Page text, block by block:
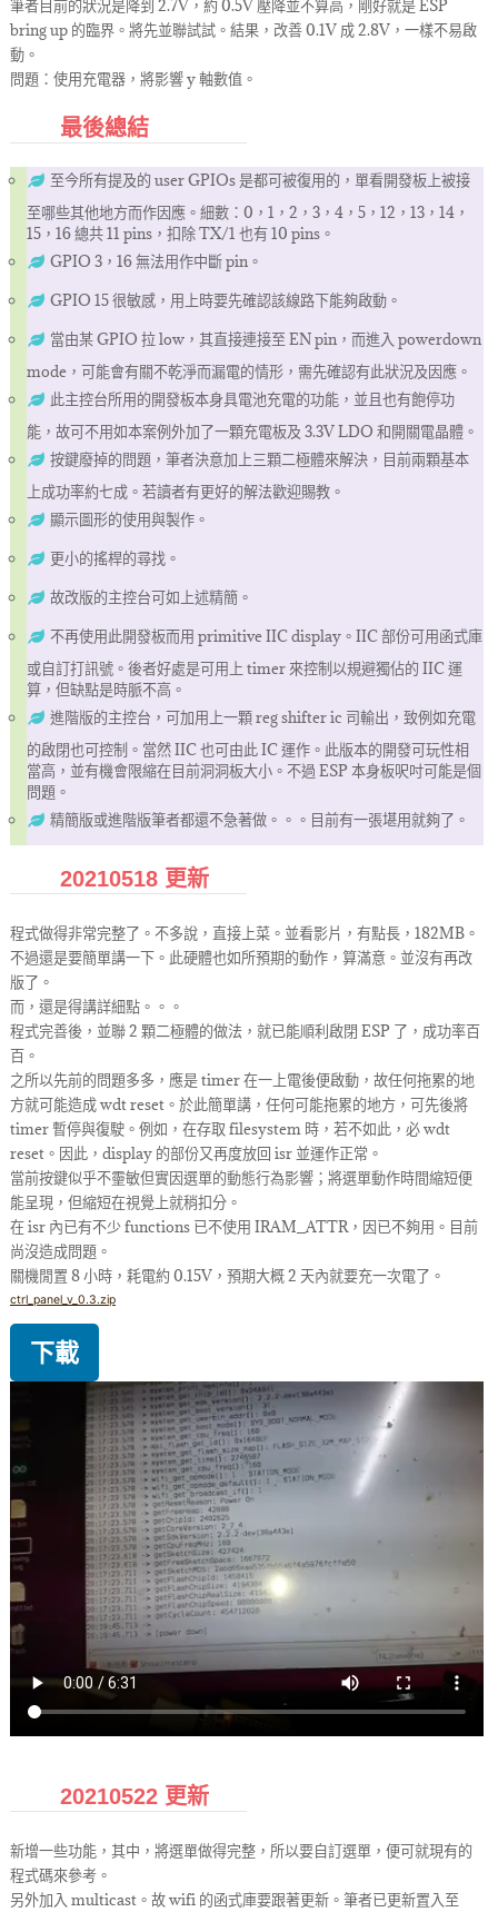
筆者目前的狀況是降到 2.7V，約 0.5V 壓降並不算高，剛好就是 ESP
bring up 的臨界。將先並聯試試。結果，改善 0.1V 成 2.8V，一樣不易啟
動。
問題：使用充電器，將影響 y 軸數值。
最後總結
至今所有提及的 user GPIOs 是都可被復用的，單看開發板上被接
至哪些其他地方而作因應。細數：0，1，2，3，4，5，12，13，14，
15，16 總共 11 pins，扣除 TX/1 也有 10 pins。
GPIO 3，16 無法用作中斷 pin。
GPIO 15 很敏感，用上時要先確認該線路下能夠啟動。
當由某 GPIO 拉 low，其直接連接至 EN pin，而進入 powerdown
mode，可能會有關不乾淨而漏電的情形，需先確認有此狀況及因應。
此主控台所用的開發板本身具電池充電的功能，並且也有飽停功
能，故可不用如本案例外加了一顆充電板及 3.3V LDO 和開關電晶體。
按鍵廢掉的問題，筆者決意加上三顆二極體來解決，目前兩顆基本
上成功率約七成。若讀者有更好的解法歡迎賜教。
顯示圖形的使用與製作。
更小的搖桿的尋找。
故改版的主控台可如上述精簡。
不再使用此開發板而用 primitive IIC display。IIC 部份可用函式庫
或自訂打訊號。後者好處是可用上 timer 來控制以規避獨佔的 IIC 運
算，但缺點是時脈不高。
進階版的主控台，可加用上一顆 reg shifter ic 司輸出，致例如充電
的啟閉也可控制。當然 IIC 也可由此 IC 運作。此版本的開發可玩性相
當高，並有機會限縮在目前洞洞板大小。不過 ESP 本身板呎吋可能是個
問題。
精簡版或進階版筆者都還不急著做。。。目前有一張堪用就夠了。
20210518 更新
程式做得非常完整了。不多說，直接上菜。並看影片，有點長，182MB。
不過還是要簡單講一下。此硬體也如所預期的動作，算滿意。並沒有再改
版了。
而，還是得講詳細點。。。
程式完善後，並聯 2 顆二極體的做法，就已能順利啟閉 ESP 了，成功率百
百。
之所以先前的問題多多，應是 timer 在一上電後便啟動，故任何拖累的地
方就可能造成 wdt reset。於此簡單講，任何可能拖累的地方，可先後將
timer 暫停與復駛。例如，在存取 filesystem 時，若不如此，必 wdt
reset。因此，display 的部份又再度放回 isr 並運作正常。
當前按鍵似乎不𤫊敏但實因選單的動態行為影響；將選單動作時間縮短便
能呈現，但縮短在視覺上就稍扣分。
在 isr 內已有不少 functions 已不使用 IRAM_ATTR，因已不夠用。目前
尚沒造成問題。
關機閒置 8 小時，耗電約 0.15V，預期大概 2 天內就要充一次電了。
ctrl_panel_v_0.3.zip
下載
20210522 更新
新增一些功能，其中，將選單做得完整，所以要自訂選單，便可就現有的
程式碼來參考。
另外加入 multicast。故 wifi 的函式庫要跟著更新。筆者已更新置入至